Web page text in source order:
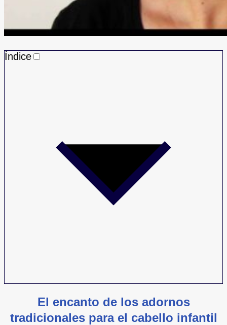
Índice
El encanto de los adornos
tradicionales para el cabello infantil